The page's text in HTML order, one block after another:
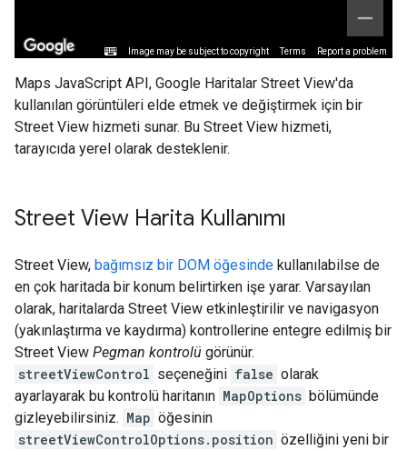
Maps JavaScript API, Google Haritalar Street View'da
kullanılan görüntüleri elde etmek ve değiştirmek için bir
Street View hizmeti sunar. Bu Street View hizmeti,
tarayıcıda yerel olarak desteklenir.
Street View Harita Kullanımı
Street View, bağımsız bir DOM öğesinde kullanılabilse de
en çok haritada bir konum belirtirken işe yarar. Varsayılan
olarak, haritalarda Street View etkinleştirilir ve navigasyon
(yakınlaştırma ve kaydırma) kontrollerine entegre edilmiş bir
Street View Pegman kontrolü görünür.
streetViewControl seçeneğini false olarak
ayarlayarak bu kontrolü haritanın MapOptions bölümünde
gizleyebilirsiniz. Map öğesinin
streetViewControlOptions.position özelliğini yeni bir